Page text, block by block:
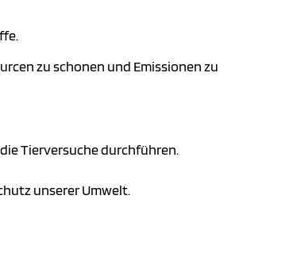
zu schonen und Emissionen zu
Tierversuche durchführen.
unserer Umwelt.